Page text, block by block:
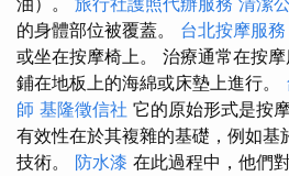
的身體部位被覆蓋。 台北按摩服務
或坐在按摩椅上。 治療通常在按
鋪在地板上的海綿或床墊上進行。
師 基隆徵信社 它的原始形式是按
有效性在於其複雜的基礎，例如基
技術。 防水漆 在此過程中，他們